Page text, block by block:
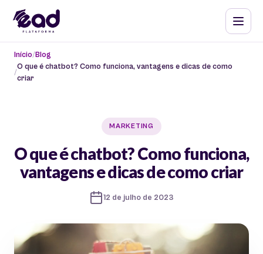
Início Blog
O que é chatbot? Como funciona, vantagens e dicas de como
criar
MARKETING
O que é chatbot? Como funciona,
vantagens e dicas de como criar
12 de julho de 2023